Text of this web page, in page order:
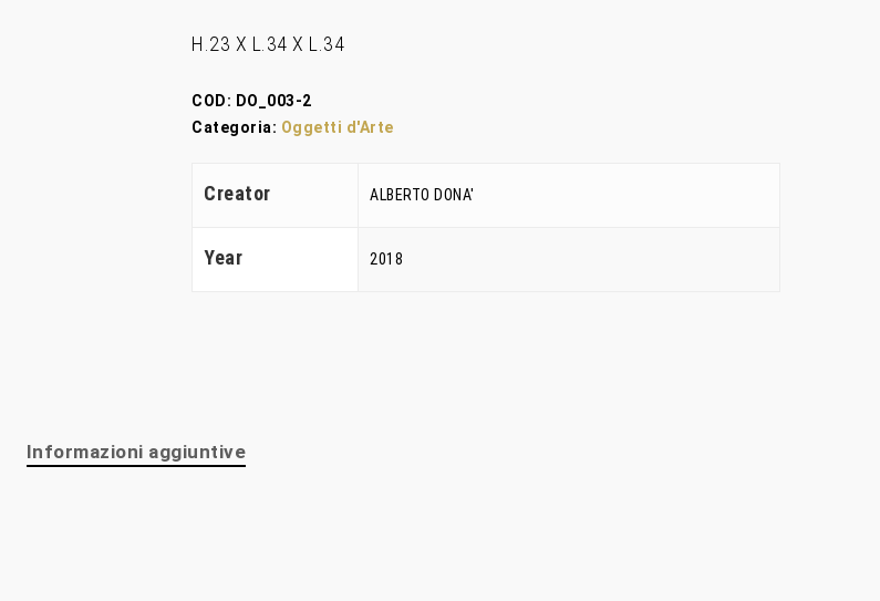
H.23 X L.34 X L.34
COD: DO_003-2
Categoria: Oggetti d'Arte
Creator ALBERTO DONA'
Year 2018
Informazioni aggiuntive